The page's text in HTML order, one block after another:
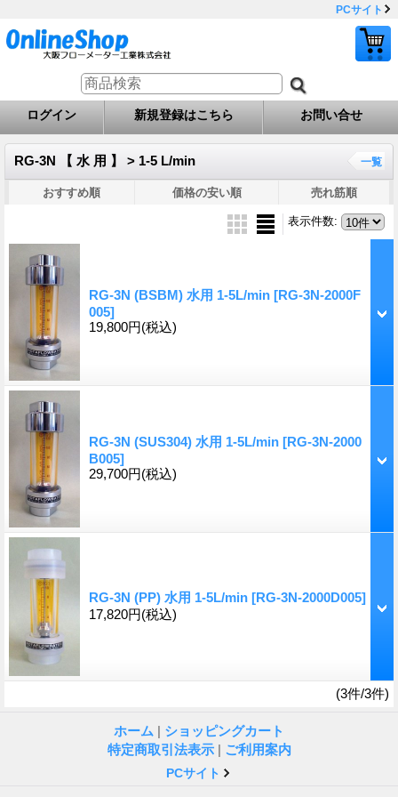
PCサイト
ログイン 新規登録はこちら お問い合せ
RG-3N 【 水 用 】 > 1-5 L/min 一覧
おすすめ順 価格の安い順 売れ筋順
表示件数:
RG-3N (BSBM) 水用 1-5L/min [RG-3N-2000F
005]
19,800円(税込)
RG-3N (SUS304) 水用 1-5L/min [RG-3N-2000
B005]
29,700円(税込)
RG-3N (PP) 水用 1-5L/min [RG-3N-2000D005]
17,820円(税込)
(3件/3件)
ホーム | ショッピングカート
特定商取引法表示 | ご利用案内
PCサイト